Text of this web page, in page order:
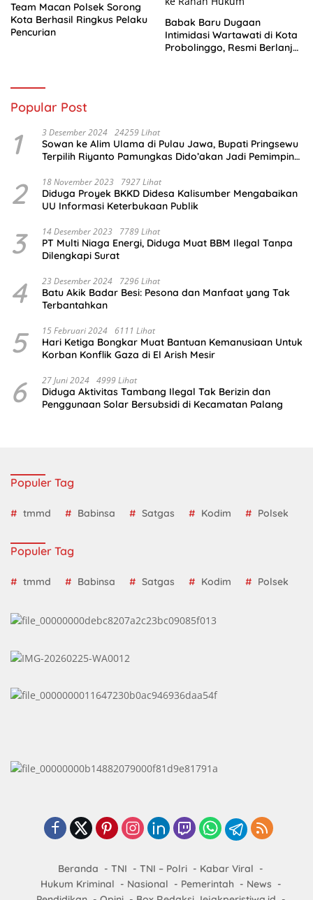
Team Macan Polsek Sorong
Kota Berhasil Ringkus Pelaku
Pencurian
Babak Baru Dugaan
Intimidasi Wartawati di Kota
Probolinggo, Resmi Berlanjut
Popular Post
1 3 Desember 2024 24259 Lihat
Sowan ke Alim Ulama di Pulau Jawa, Bupati Pringsewu
Terpilih Riyanto Pamungkas Dido’akan Jadi Pemimpin
2 18 November 2023 7927 Lihat
Diduga Proyek BKKD Didesa Kalisumber Mengabaikan
UU Informasi Keterbukaan Publik
3 14 Desember 2023 7789 Lihat
PT Multi Niaga Energi, Diduga Muat BBM Ilegal Tanpa
Dilengkapi Surat
4 23 Desember 2024 7296 Lihat
Batu Akik Badar Besi: Pesona dan Manfaat yang Tak
Terbantahkan
5 15 Februari 2024 6111 Lihat
Hari Ketiga Bongkar Muat Bantuan Kemanusiaan Untuk
Korban Konflik Gaza di El Arish Mesir
6 27 Juni 2024 4999 Lihat
Diduga Aktivitas Tambang Ilegal Tak Berizin dan
Penggunaan Solar Bersubsidi di Kecamatan Palang
Populer Tag
tmmd Babinsa Satgas Kodim Polsek
Populer Tag
tmmd Babinsa Satgas Kodim Polsek
Beranda TNI TNI – Polri
Kabar Viral
Hukum Kriminal
Nasional Pemerintah
News